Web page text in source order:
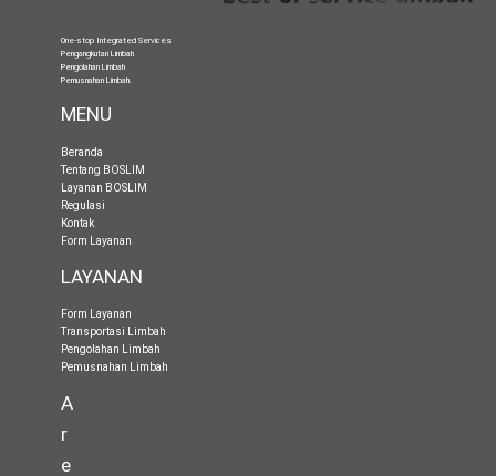
One-stop Integrated Services
Pengangkutan Limbah
Pengolahan Limbah
Pemusnahan Limbah.
MENU
Beranda
Tentang BOSLIM
Layanan BOSLIM
Regulasi
Kontak
Form Layanan
LAYANAN
Form Layanan
Transportasi Limbah
Pengolahan Limbah
Pemusnahan Limbah
A
r
e